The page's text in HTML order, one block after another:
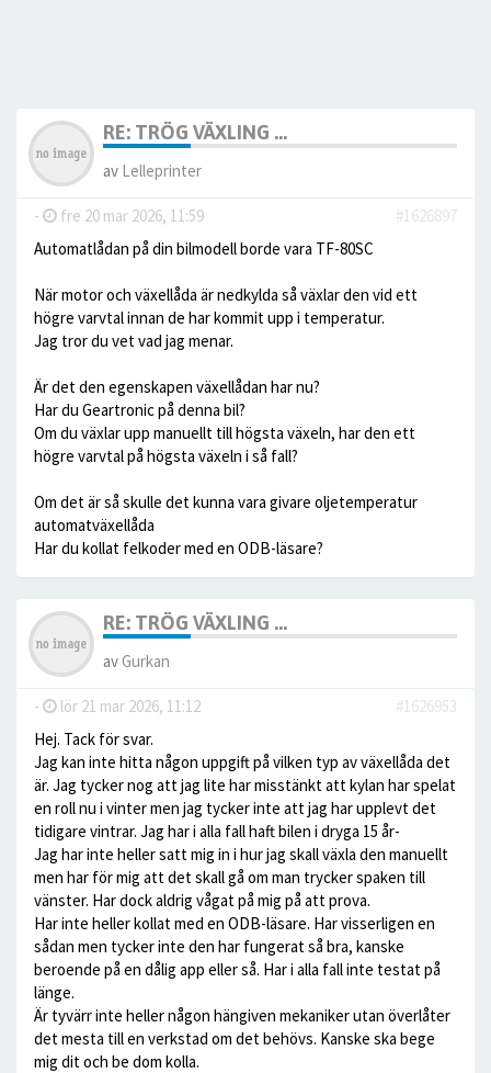
RE: TRÖG VÄXLING ...
av Lelleprinter
- fre 20 mar 2026, 11:59
#1626897
Automatlådan på din bilmodell borde vara TF-80SC
När motor och växellåda är nedkylda så växlar den vid ett
högre varvtal innan de har kommit upp i temperatur.
Jag tror du vet vad jag menar.
Är det den egenskapen växellådan har nu?
Har du Geartronic på denna bil?
Om du växlar upp manuellt till högsta växeln, har den ett
högre varvtal på högsta växeln i så fall?
Om det är så skulle det kunna vara givare oljetemperatur
automatväxellåda
Har du kollat felkoder med en ODB-läsare?
RE: TRÖG VÄXLING ...
avGurkan
- lör 21 mar 2026, 11:12
#1626953
Hej. Tack för svar.
Jag kan inte hitta någon uppgift på vilken typ av växellåda det
är. Jag tycker nog att jag lite har misstänkt att kylan har spelat
en roll nu i vinter men jag tycker inte att jag har upplevt det
tidigare vintrar. Jag har i alla fall haft bilen i dryga 15 år-
Jag har inte heller satt mig in i hur jag skall växla den manuellt
men har för mig att det skall gå om man trycker spaken till
vänster. Har dock aldrig vågat på mig på att prova.
Har inte heller kollat med en ODB-läsare. Har visserligen en
sådan men tycker inte den har fungerat så bra, kanske
beroende på en dålig app eller så. Har i alla fall inte testat på
länge.
Är tyvärr inte heller någon hängiven mekaniker utan överlåter
det mesta till en verkstad om det behövs. Kanske ska bege
mig dit och be dom kolla.